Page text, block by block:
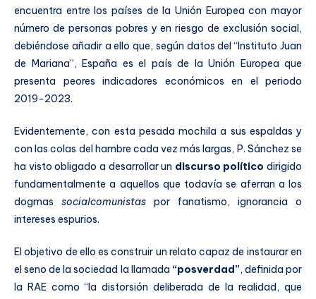
encuentra entre los países de la Unión Europea con mayor
número de personas pobres y en riesgo de exclusión social,
debiéndose añadir a ello que, según datos del “Instituto Juan
de Mariana”, España es el país de la Unión Europea que
presenta peores indicadores económicos en el periodo
2019-2023.
Evidentemente, con esta pesada mochila a sus espaldas y
con las colas del hambre cada vez más largas, P. Sánchez se
ha visto obligado a desarrollar un discurso político dirigido
fundamentalmente a aquellos que todavía se aferran a los
dogmas socialcomunistas por fanatismo, ignorancia o
intereses espurios.
El objetivo de ello es construir un relato capaz de instaurar en
el seno de la sociedad la llamada “posverdad”, definida por
la RAE como “la distorsión deliberada de la realidad, que